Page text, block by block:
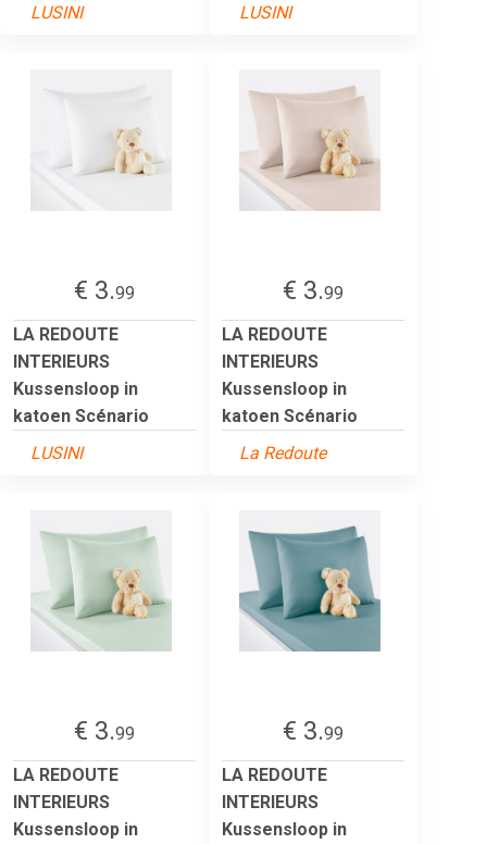
LUSINI
LUSINI
€ 3.99
LA REDOUTE
INTERIEURS
Kussensloop in
katoen Scénario
LUSINI
€ 3.99
LA REDOUTE
INTERIEURS
Kussensloop in
katoen Scénario
La Redoute
€ 3.99
LA REDOUTE
INTERIEURS
Kussensloop in
€ 3.99
LA REDOUTE
INTERIEURS
Kussensloop in